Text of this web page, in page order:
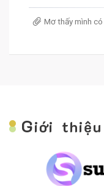
Mơ thấy mình
Giới thiệu